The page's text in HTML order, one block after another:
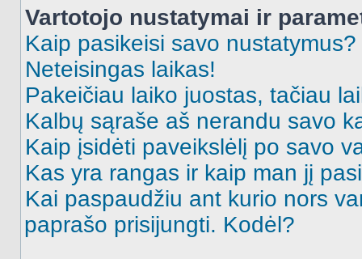
Vartotojo nustatymai ir
Kaip pasikeisi savo nustatymus?
Neteisingas laikas!
Pakeičiau laiko juostas, tačiau
Kalbų sąraše aš nerandu savo
Kaip įsidėti paveikslėlį po savo
Kas yra rangas ir kaip man jį
Kai paspaudžiu ant kurio nors
paprašo prisijungti. Kodėl?